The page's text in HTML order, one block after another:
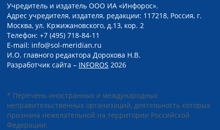
Учредитель и издатель ООО ИА «Инфорос».
Адрес учредителя, издателя, редакции: 117218, Россия, г.
Москва, ул. Кржижановского, д.13, кор. 2
Телефон: +7 (495) 718-84-11
E-mail: info@sol-meridian.ru
И.О. главного редактора Дорохова Н.В.
Разработчик сайта – INFOROS 2026
* Перечень иностранных и международных
неправительственных организаций, деятельность которых
признана нежелательной на территории Российской
Федерации: